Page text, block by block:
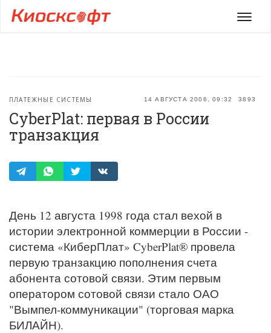
Меню
14 АВГУСТА 2006, 09:32 3893
ПЛАТЕЖНЫЕ СИСТЕМЫ
CyberPlat: первая в России
транзакция
День 12 августа 1998 года стал вехой в
истории электронной коммерции в России -
система «КиберПлат» CyberPlat® провела
первую транзакцию пополнения счета
абонента сотовой связи. Этим первым
оператором сотовой связи стало ОАО
"Вымпел-коммуникации" (торговая марка
БИЛАЙН).